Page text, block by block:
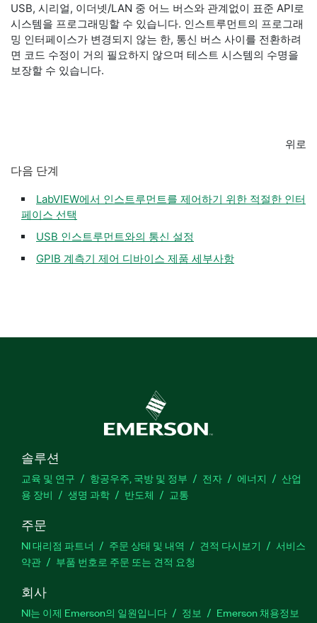
USB, 시리얼, 이더넷/LAN 중 어느 버스와 관계없이 표준 API로
시스템을 프로그래밍할 수 있습니다. 인스트루먼트의 프로그래
밍 인터페이스가 변경되지 않는 한, 통신 버스 사이를 전환하려
면 코드 수정이 거의 필요하지 않으며 테스트 시스템의 수명을
보장할 수 있습니다.
위로
다음 단계
LabVIEW에서 인스트루먼트를 제어하기 위한 적절한 인터
페이스 선택
USB 인스트루먼트와의 통신 설정
GPIB 계측기 제어 디바이스 제품 세부사항
솔루션
교육 및 연구 항공우주, 국방 및 정부 전자 에너지
산업
용 장비
생명 과학 반도체 교통
주문
NI 대리점 파트너 주문 상태 및 내역 견적 다시보기
서비스
약관
부품 번호로 주문 또는 견적 요청
회사
NI는 이제 Emerson의 일원입니다 정보
Emerson 채용정보